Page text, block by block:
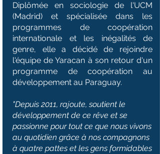
Diplômée en sociologie de l'UCM
(Madrid) et spécialisée dans les
programmes de coopération
internationale et les inégalités de
genre, elle a décidé de rejoindre
l'équipe de Yaracan à son retour d'un
programme de coopération au
développement au Paraguay.
"Depuis 2011, rajoute, soutient le
développement de ce rêve et se
passionne pour tout ce que nous vivons
au quotidien grâce à nos compagnons
à quatre pattes et les gens formidables